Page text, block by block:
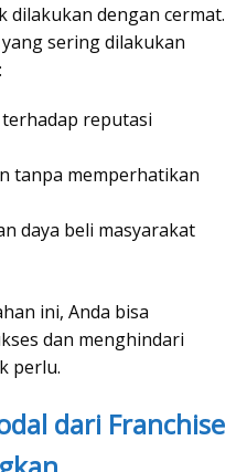
dilakukan dengan cermat.
sering dilakukan
reputasi
tanpa memperhatikan
daya beli masyarakat
ini, Anda bisa
dan menghindari
perlu.
dari Franchise